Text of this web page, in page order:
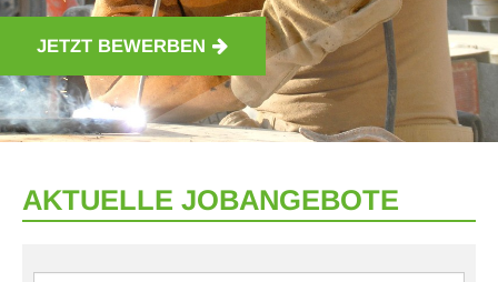
JETZT BEWERBEN
AKTUELLE JOBANGEBOTE